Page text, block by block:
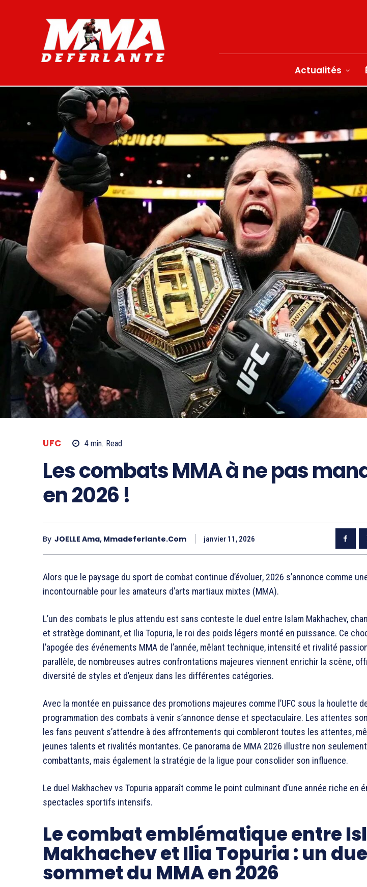
Actualités
UFC 4min. Read
Les combats MMA à ne pas
en 2026 !
By JOELLE Ama, Mmadeferlante.com janvier 11, 2026
Alors que le paysage du sport de combat continue d’évoluer, 2026 s’annonce comme
incontournable pour les amateurs d’arts martiaux mixtes (MMA).
L’un des combats le plus attendu est sans conteste le duel entre Islam Makhachev,
et stratège dominant, et Ilia Topuria, le roi des poids légers monté en puissance. Ce
l’apogée des événements MMA de l’année, mêlant technique, intensité et rivalité
parallèle, de nombreuses autres confrontations majeures viennent enrichir la scène,
diversité de styles et d’enjeux dans les différentes catégories.
Avec la montée en puissance des promotions majeures comme l’UFC sous la houlette
programmation des combats à venir s’annonce dense et spectaculaire. Les attentes
les fans peuvent s’attendre à des affrontements qui combleront toutes les attentes,
jeunes talents et rivalités montantes. Ce panorama de MMA 2026 illustre non
combattants, mais également la stratégie de la ligue pour consolider son influence.
Le duel Makhachev vs Topuria apparaît comme le point culminant d’une année riche en
spectacles sportifs intensifs.
Le combat emblématique entre
Makhachev et Ilia Topuria : un
sommet du MMA en 2026